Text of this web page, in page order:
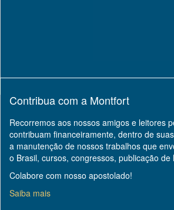
Contribua com a Montfort
Recorremos aos nossos amigos e leitores
contribuam financeiramente, dentro de
a manutenção de nossos trabalhos que
o Brasil, cursos, congressos, publicação
Colabore com nosso apostolado!
Saiba mais